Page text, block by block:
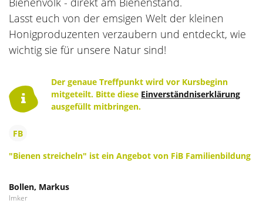
Gutscheine
Feiertage
Unsere Kooperationspartner
Lasst euch von der emsigen Welt der kleinen
Honigproduzenten verzaubern und entdeckt, wie
wichtig sie für unsere Natur sind!
Der genaue Treffpunkt wird vor Kursbeginn
mitgeteilt. Bitte diese Einverständniserklärung
ausgefüllt mitbringen.
FB
"Bienen streicheln" ist ein Angebot von FiB Familienbildung
Bollen, Markus
Imker